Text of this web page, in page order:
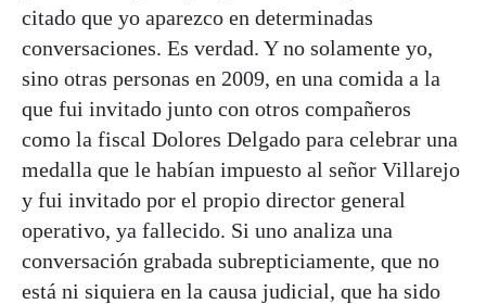
citado que yo aparezco en determinadas
conversaciones. Es verdad. Y no solamente yo,
sino otras personas en 2009, en una comida a la
que fui invitado junto con otros compañeros
como la fiscal Dolores Delgado para celebrar una
medalla que le habían impuesto al señor Villarejo
y fui invitado por el propio director general
operativo, ya fallecido. Si uno analiza una
conversación grabada subrepticiamente, que no
está ni siquiera en la causa judicial, que ha sido